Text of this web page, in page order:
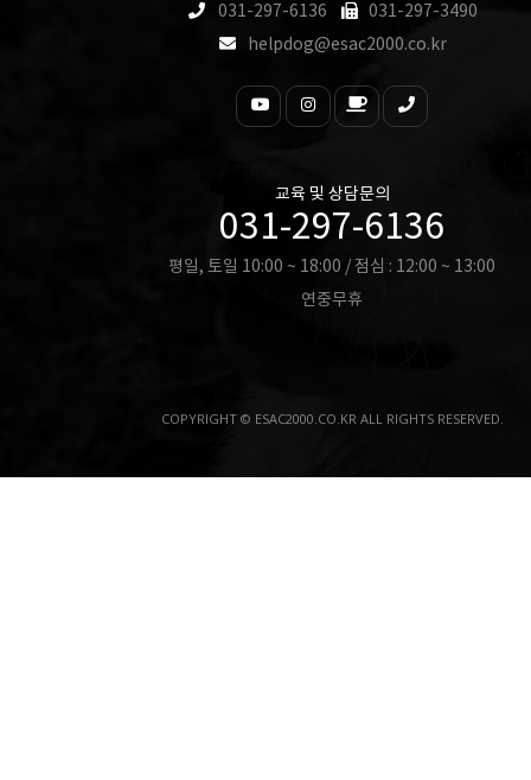
031-297-6136
031-297-3490
helpdog@esac2000.co.kr
교육 및 상담문의
031-297-6136
평일, 토일 10:00 ~ 18:00 / 점심 : 12:00 ~ 13:00
연중무휴
COPYRIGHT © ESAC2000.CO.KR ALL RIGHTS RESERVED.